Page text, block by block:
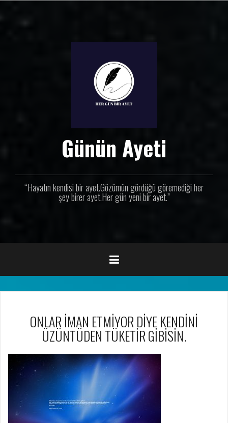
Günün Ayeti
“Hayatın kendisi bir ayet.Gözümün gördüğü göremediği her
şey birer ayet.Her gün yeni bir ayet.”
ONLAR İMAN ETMİYOR DİYE KENDİNİ
ÜZÜNTÜDEN TÜKETİR GİBİSİN.